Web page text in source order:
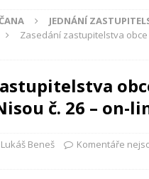
JEDNÁNÍ
Zasedání zastupitelstva obce
č. 26 – on-
Beneš
Komentáře